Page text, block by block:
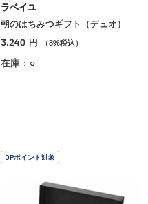
ラベイユ
朝のはちみつギフト（デュオ）
3,240 円 （8%税込）
在庫：○
OPポイント対象